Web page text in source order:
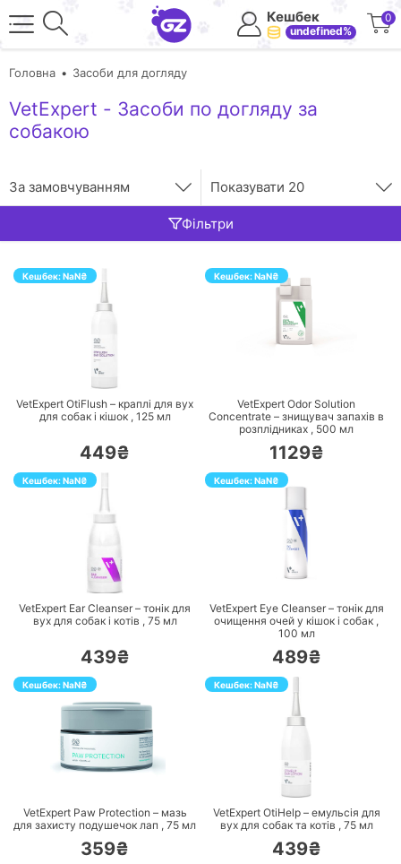
Кешбек
undefined%
0
Головна Засоби для догляду
VetExpert - Засоби по догляду за
собакою
За замовчуванням Показувати 20
Фільтри
Кешбек:NaN₴
ПЕРЕЙТИ
VetExpert OtiFlush – краплі для вух
для собак і кішок , 125мл
449₴
Кешбек:NaN₴
VetExpert Odor Solution
Concentrate – знищувач запахів в
розплідниках , 500 мл
1129₴
Кешбек:NaN₴
ПЕРЕЙТИ
VetExpert Ear Cleanser – тонік для
вух для собак і котів , 75мл
439₴
Кешбек:NaN₴
ПЕРЕЙТИ
VetExpert Eye Cleanser – тонік для
очищення очей у кішок і собак ,
100 мл
489₴
Кешбек:NaN₴
ПЕРЕЙТИ
VetExpert Paw Protection – мазь
для захисту подушечок лап , 75 мл
359₴
Кешбек:NaN₴
ПЕРЕЙТИ
VetExpert OtiHelp – емульсія для
вух для собак та котів , 75мл
439₴